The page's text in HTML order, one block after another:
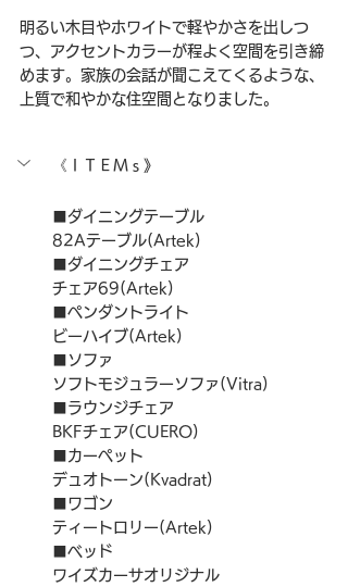
明るい木目やホワイトで軽やかさを出しつ
つ、アクセントカラーが程よく空間を引き締
めます。家族の会話が聞こえてくるような、
上質で和やかな住空間となりました。
《ＩＴＥＭｓ》
■ダイニングテーブル
82Aテーブル(Artek)
■ダイニングチェア
チェア69(Artek)
■ペンダントライト
ビーハイブ(Artek)
■ソファ
ソフトモジュラーソファ(Vitra)
■ラウンジチェア
BKFチェア(CUERO)
■カーペット
デュオトーン(Kvadrat)
■ワゴン
ティートロリー(Artek)
■ベッド
ワイズカーサオリジナル